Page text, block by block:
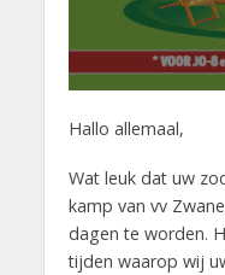
Hallo allemaal,
Wat leuk dat uw
kamp van vv
dagen te worden.
tijden waarop wij